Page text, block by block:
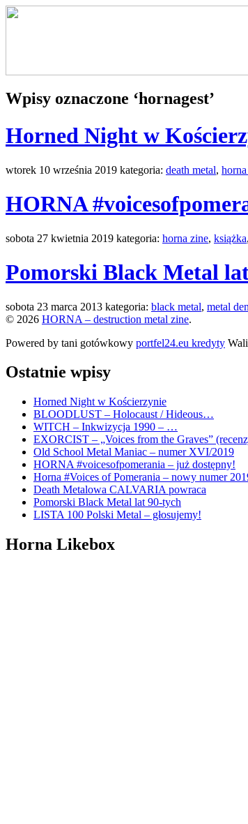
Wpisy oznaczone ‘hornagest’
Horned Night w
wtorek 10 września 2019 kategoria: death metal,
HORNA
sobota 27 kwietnia 2019 kategoria: horna zine, książka,
Pomorski Black Metal
sobota 23 marca 2013 kategoria: black metal, metal
© 2026 HORNA – destruction metal zine.
Powered by tani gotówkowy portfel24.eu kredyty
Ostatnie wpisy
Horned Night w Kościerzynie
BLOODLUST – Holocaust / Hideous…
WITCH – Inkwizycja 1990 – …
EXORCIST – „Voices from the Graves”
Old School Metal Maniac – numer XVI/2019
HORNA #voicesofpomerania – już dostępny!
Horna #Voices of Pomerania – nowy numer
Death Metalowa CALVARIA powraca
Pomorski Black Metal lat 90-tych
LISTA 100 Polski Metal – głosujemy!
Horna Likebox